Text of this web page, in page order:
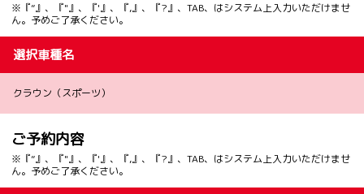
※『”』、『"』、『'』、『,』、『?』、TAB、はシステム上入力いただけませ
ん。予めご了承ください。
選択車種名
クラウン（スポーツ）
ご予約内容
※『”』、『"』、『'』、『,』、『?』、TAB、はシステム上入力いただけませ
ん。予めご了承ください。